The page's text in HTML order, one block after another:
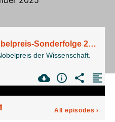
Mi374 – "Ig-Nobelpreis-Sonderfolge 2025"
der Wissenschaft.
All episodes ›